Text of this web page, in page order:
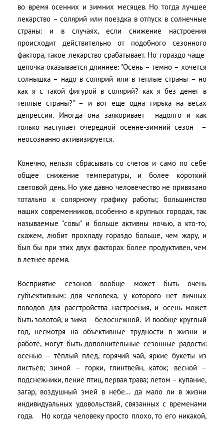
во время осенних и зимних месяцев. Но тогда лучшее
лекарство – солярий или поездка в отпуск в солнечные
страны: и в случаях, если снижение настроения
происходит действительно от подобного сезонного
фактора, такое лекарство срабатывает. Но гораздо чаще
цепочка оказывается длиннее: "Осень – темно – хочется
солнышка – надо в солярий или в тёплые страны – но
как я с такой фигурой в солярий? как я без денег в
тёплые страны?" – и вот ещё одна гирька на весах
депрессии. Иногда она заякоривает надолго и как
только наступает очередной осенне-зимний сезон –
неосознанно активизируется.
Конечно, нельзя сбрасывать со счетов и само по себе
общее снижение температуры, и более короткий
световой день. Но уже давно человечество не привязано
тотально к солярному графику работы; большинство
наших современников, особенно в крупных городах, так
называемые "совы" и больше активны ночью, а кто-то,
скажем, любит прохладу гораздо больше, чем жару, и
был бы при этих двух факторах более продуктивен, чем
в летнее время.
Восприятие сезонов вообще может быть очень
субъективным: для человека, у которого нет личных
поводов для расстройства настроения, и осень может
быть золотой, и зима – белоснежной. И вообще круглый
год, несмотря на объективные трудности в жизни и
работе, могут быть дополнительные сезонные радости:
осенью – тёплый плед, горячий чай, яркие букеты из
листьев; зимой – горки, глинтвейн, каток; весной –
подснежники, пение птиц, первая трава; летом – купание,
загар, воздушный змей в небе… да мало ли в жизни
индивидуальных удовольствий, связанных с временами
года. Но когда человеку просто плохо, то его никакой,